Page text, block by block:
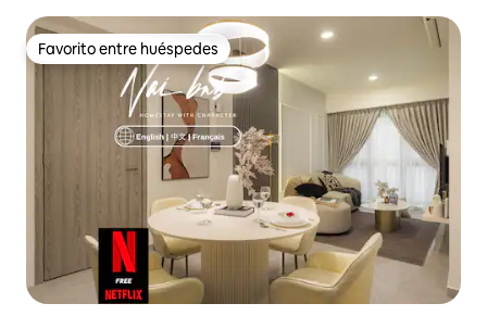
Favorito entre huéspedes
Favorito entre huéspedes